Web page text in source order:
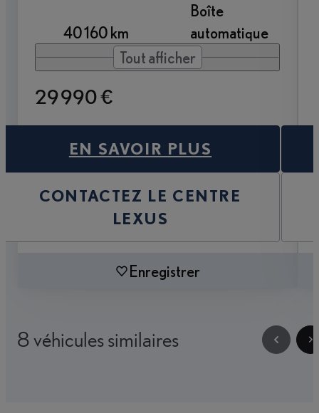
40 160 km
Boîte
automatique
Tout afficher
29 990 €
EN SAVOIR PLUS
CONTACTEZ LE CENTRE
LEXUS
Enregistrer
8 véhicules similaires